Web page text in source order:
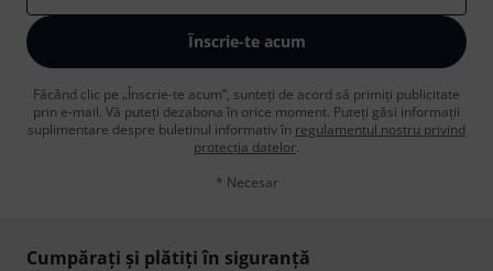
Înscrie-te acum
Făcând clic pe „Înscrie-te acum”, sunteți de acord să primiți publicitate
prin e-mail. Vă puteți dezabona în orice moment. Puteți găsi informații
suplimentare despre buletinul informativ în regulamentul nostru privind
protecția datelor.
* Necesar
Cumpărați și plătiți în siguranță